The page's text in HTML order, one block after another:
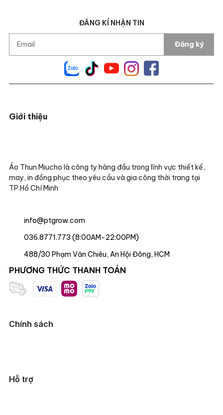
ĐĂNG KÍ NHẬN TIN
Đăng ký
Chính sách
Hỗ trợ
Giới thiệu
Áo Thun Miucho là công ty hàng đầu trong lĩnh vực thiết kế,
may, in đồng phục theo yêu cầu và gia công thời trang tại
TP.Hồ Chí Minh
info@ptgrow.com
036.8771.773 (8:00AM-22:00PM)
488/30 Phạm Văn Chiêu, An Hội Đông, HCM
PHƯƠNG THỨC THANH TOÁN